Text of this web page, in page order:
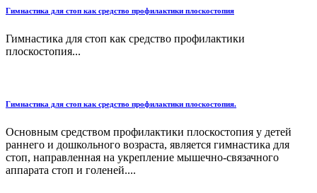
Гимнастика для стоп как средство профилактики плоскостопия
Гимнастика для стоп как средство профилактики
плоскостопия...
Гимнастика для стоп как средство профилактики плоскостопия.
Основным средством профилактики плоскостопия у детей
раннего и дошкольного возраста, является гимнастика для
стоп, направленная на укрепление мышечно-связачного
аппарата стоп и голеней....